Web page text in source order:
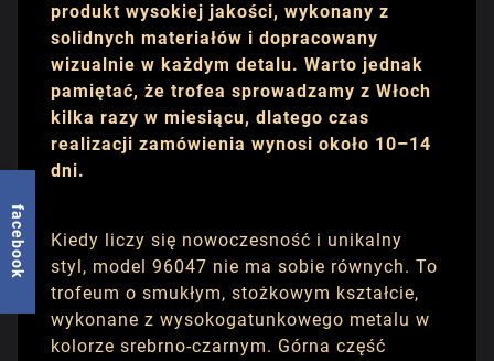
produkt wysokiej jakości, wykonany z
solidnych materiałów i dopracowany
wizualnie w każdym detalu. Warto jednak
pamiętać, że trofea sprowadzamy z Włoch
kilka razy w miesiącu, dlatego czas
realizacji zamówienia wynosi około 10–14
dni.
Kiedy liczy się nowoczesność i unikalny
styl, model 96047 nie ma sobie równych. To
trofeum o smukłym, stożkowym kształcie,
wykonane z wysokogatunkowego metalu w
kolorze srebrno-czarnym. Górna część
facebook